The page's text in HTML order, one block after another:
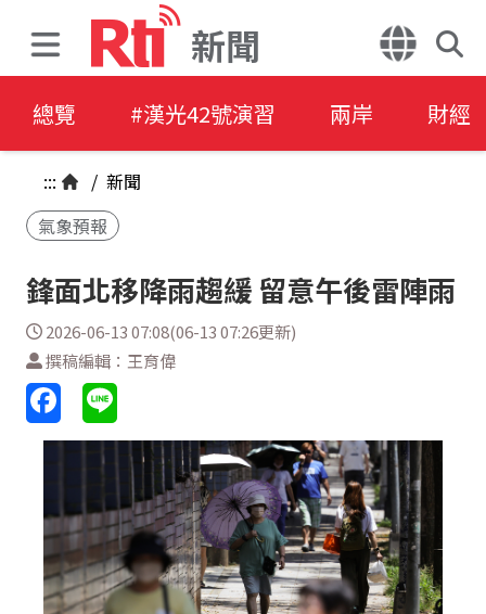
新聞
總覽 #漢光42號演習 兩岸 財經
::: / 新聞
氣象預報
鋒面北移降雨趨緩 留意午後雷陣雨
2026-06-13 07:08(06-13 07:26更新)
撰稿編輯：王育偉